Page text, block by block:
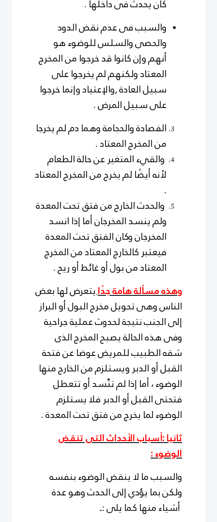
كان يحدث فى داخلها .
والسبب فى عدم نقض الدود
والحصى والسلس للوضوء هو
أنهم وإن كانوا قد خرجوا من المخرج
المعتاد ولكنهم لم يخرجوا على
سبيل العادة ,والإعتياد وإنما خرجوا
على سبيل المرض .
الفصادة والحجامة وهما دم لم يخرجا
من المخرج المعتاد .
والقيء المتغير عن حالة الطعام
لأنه أيضًا لم يخرج من المخرج المعتاد
.
والحدث الخارج من فتق تحت المعدة
ولم ينسد المخرجان أما إذا انسد
المخرجان وكان الفتق تحت المعدة
فيعتبر كالخارج المعتاد من المخرج
المعتاد من بول أو غائط أو ريح .
وهذه مسألة هامة جدًايتعرض لها بعض
الناس وهى تحويل مخرج البول أو البراز
إلى الجنب نتيجة لحدوث عملية جراحية
وفى هذه الحالة يصبح المخرج الذى
شقه الطبيب للمريض عوضا عن فتحة
القبل أو الدبر ويستلزم من الخارج منها
الوضوء ، أما إذا لم تنْسد أو تتعطل
فتحتى القبل أو الدبر فلا يستلزم
الوضوء لما يخرج من فتق تحت المعدة .
ثانيا :أسباب الأحداث التى تنقض
الوضوء :
والسبب ما لا ينقض الوضوء بنفسه
ولكن بما يؤدي إلى الحدث وهو عدة
أشياء منها كما يلى :ـ